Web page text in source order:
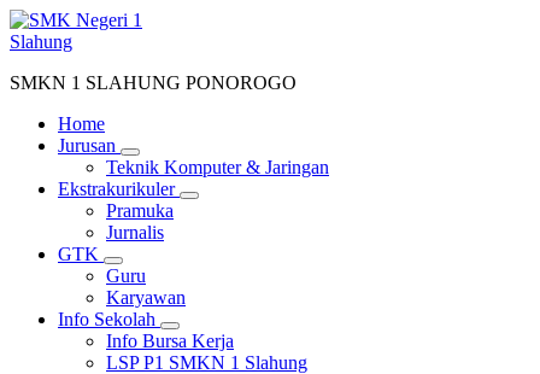
Lewati
ke
SMKN 1 SLAHUNG PONOROGO
Home
Jurusan
Teknik Komputer & Jaringan
Ekstrakurikuler
Pramuka
Jurnalis
GTK
Guru
Karyawan
Info Sekolah
Info Bursa Kerja
LSP P1 SMKN 1 Slahung